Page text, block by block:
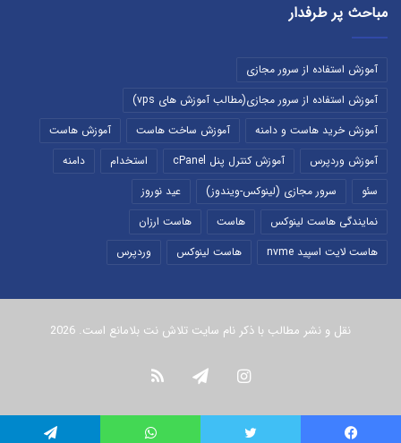
مباحث پر طرفدار
آموزش استفاده از سرور مجازی
آموزش استفاده از سرور مجازی(مطالب آموزش های vps)
آموزش خرید هاست و دامنه
آموزش ساخت هاست
آموزش هاست
آموزش وردپرس
آموزش کنترل پنل cPanel استخدام
دامنه
سئو
سرور مجازی (لینوکس-ویندوز)
عید نوروز
نمایندگی هاست لینوکس
هاست
هاست ارزان
هاست لایت اسپید nvme
هاست لینوکس وردپرس
نقل و نشر مطالب با ذکر نام سایت تلاش نت بلامانع است. 2026
اینستاگرامتلگرامخوراک